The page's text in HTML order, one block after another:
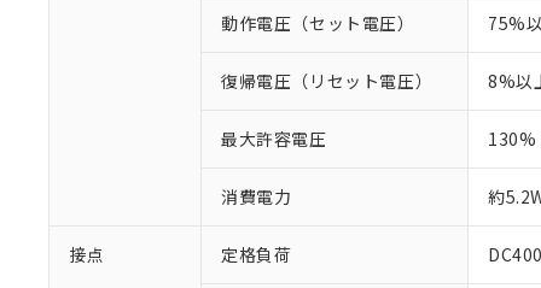
動作電圧（セット電圧） 75%
復帰電圧（リセット電圧） 8%以
最大許容電圧
消費電力 約
接点 定格負荷
※1 対応状況
対応済み：